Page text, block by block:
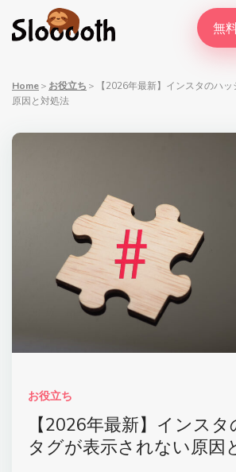
無
Home＞ お役立ち ＞
【2026年最新】インスタのハ
原因と対処法
お役立ち
【2026年最新】インス
タグが表示されない原因